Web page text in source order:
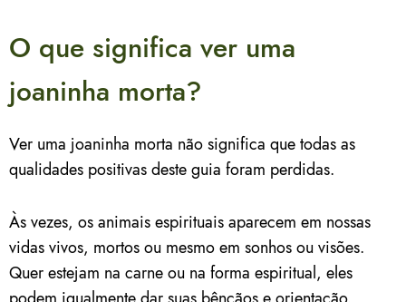
O que significa ver uma
joaninha morta?
Ver uma joaninha morta não significa que todas as
qualidades positivas deste guia foram perdidas.
Às vezes, os animais espirituais aparecem em nossas
vidas vivos, mortos ou mesmo em sonhos ou visões.
Quer estejam na carne ou na forma espiritual, eles